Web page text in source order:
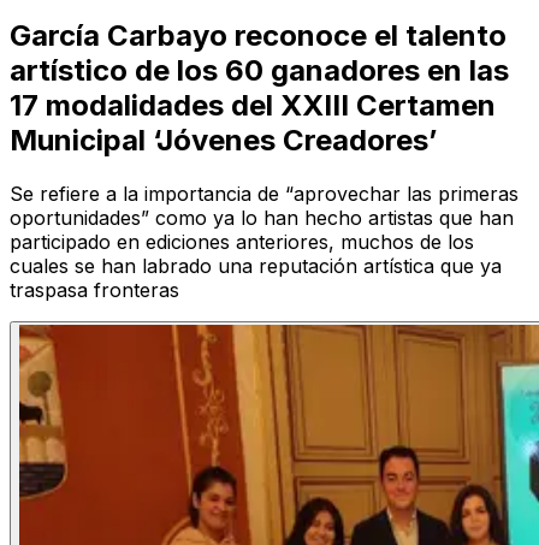
García Carbayo reconoce el talento
artístico de los 60 ganadores en las
17 modalidades del XXIII Certamen
Municipal ‘Jóvenes Creadores’
Se refiere a la importancia de “aprovechar las primeras
oportunidades” como ya lo han hecho artistas que han
participado en ediciones anteriores, muchos de los
cuales se han labrado una reputación artística que ya
traspasa fronteras